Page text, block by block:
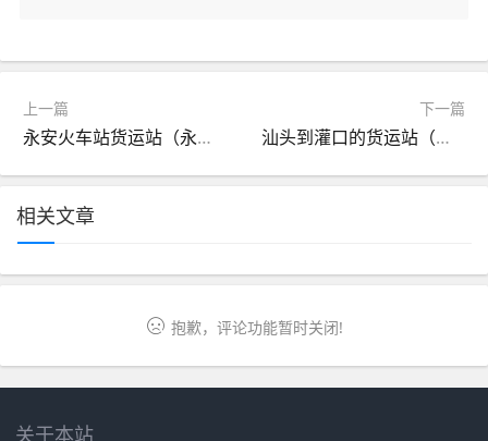
上一篇
永安火车站货运站（永安火车站还有车吗）
下一篇
汕头到灌口的货运站（汕头专线）
相关文章
抱歉，评论功能暂时关闭!
关于本站